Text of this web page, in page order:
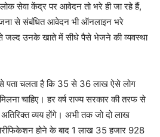
सेवा केंद्र पर आवेदन तो भरे ही जा रहे हैं,
से संबंधित आवेदन भी ऑनलाइन भरे
जल्द उनके खाते में सीधे पैसे भेजने की व्यवस्था
पता चलता है कि 35 से 36 लाख ऐसे लोग
चाहिए। हर वर्ष राज्य सरकार की तरफ से
व्यय होंगे। अभी तक जो दो लाख
होने के बाद 1 लाख 35 हजार 928